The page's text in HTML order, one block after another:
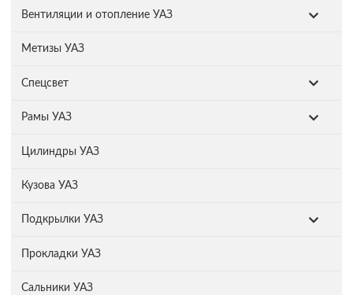
Вентиляции и отопление УАЗ
Метизы УАЗ
Спецсвет
Рамы УАЗ
Цилиндры УАЗ
Кузова УАЗ
Подкрылки УАЗ
Прокладки УАЗ
Сальники УАЗ